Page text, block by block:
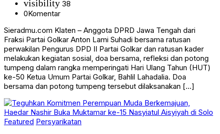
visibility 38
0Komentar
Sieradmu.com Klaten – Anggota DPRD Jawa Tengah dari
Fraksi Partai Golkar Anton Lami Suhadi bersama ratusan
perwakilan Pengurus DPD II Partai Golkar dan ratusan kader
melakukan kegiatan sosial, doa bersama, refleksi dan potong
tumpeng dalam rangka memperingati Hari Ulang Tahun (HUT)
ke-50 Ketua Umum Partai Golkar, Bahlil Lahadalia. Doa
bersama dan potong tumpeng tersebut dilaksanakan […]
Featured Persyarikatan